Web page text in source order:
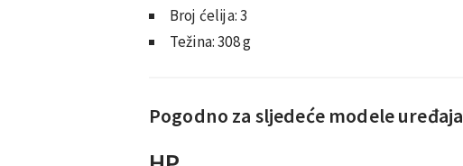
Broj ćelija: 3
Težina: 308 g
Pogodno za sljedeće modele uređaja